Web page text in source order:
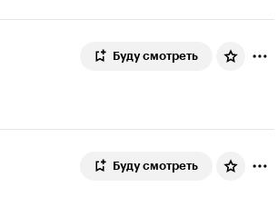
Буду смотреть
Буду смотреть